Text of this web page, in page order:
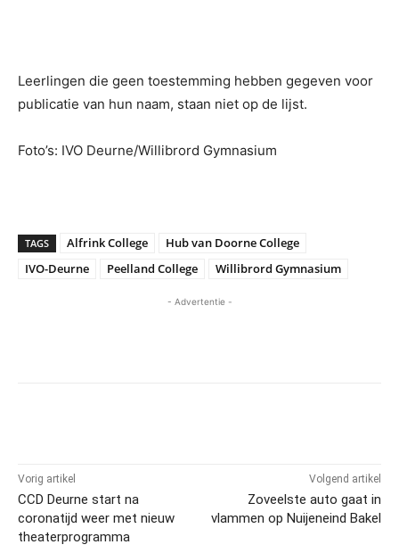
Leerlingen die geen toestemming hebben gegeven voor
publicatie van hun naam, staan niet op de lijst.
Foto’s: IVO Deurne/Willibrord Gymnasium
TAGS Alfrink College
Hub van Doorne College
IVO-Deurne
Peelland College Willibrord Gymnasium
- Advertentie -
Vorig artikel
CCD Deurne start na
coronatijd weer met nieuw
theaterprogramma
Volgend artikel
Zoveelste auto gaat in
vlammen op Nuijeneind Bakel